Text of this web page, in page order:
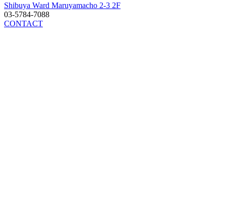
Shibuya Ward Maruyamacho 2-3 2F
03-5784-7088
CONTACT